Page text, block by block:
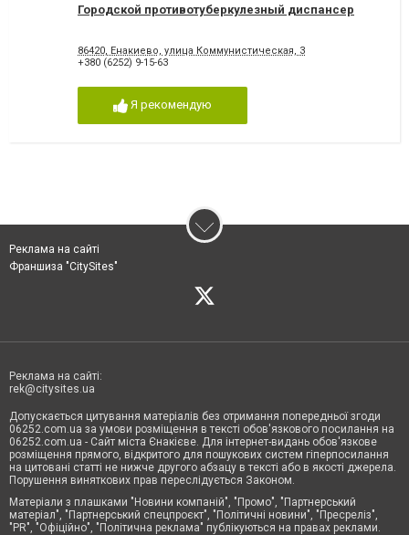
Городской противотуберкулезный диспансер
86420, Енакиево, улица Коммунистическая, 3
+380 (6252) 9-15-63
Я рекомендую
Реклама на сайті
Франшиза "CitySites"
Реклама на сайті:
rek@citysites.ua
Допускається цитування матеріалів без отримання попередньої згоди
06252.com.ua за умови розміщення в тексті обов'язкового посилання на
06252.com.ua - Сайт міста Єнакієве. Для інтернет-видань обов'язкове
розміщення прямого, відкритого для пошукових систем гіперпосилання
на цитовані статті не нижче другого абзацу в тексті або в якості джерела.
Порушення виняткових прав переслідується Законом.
Матеріали з плашками "Новини компаній", "Промо", "Партнерський
матеріал", "Партнерський спецпроєкт", "Політичні новини", "Пресреліз",
"PR", "Офіційно", "Політична реклама" публікуються на правах реклами.